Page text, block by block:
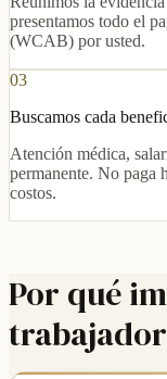
presentamos todo el
(WCAB) por usted.
03
Buscamos cada
Atención médica,
permanente. No paga
costos.
Por qué